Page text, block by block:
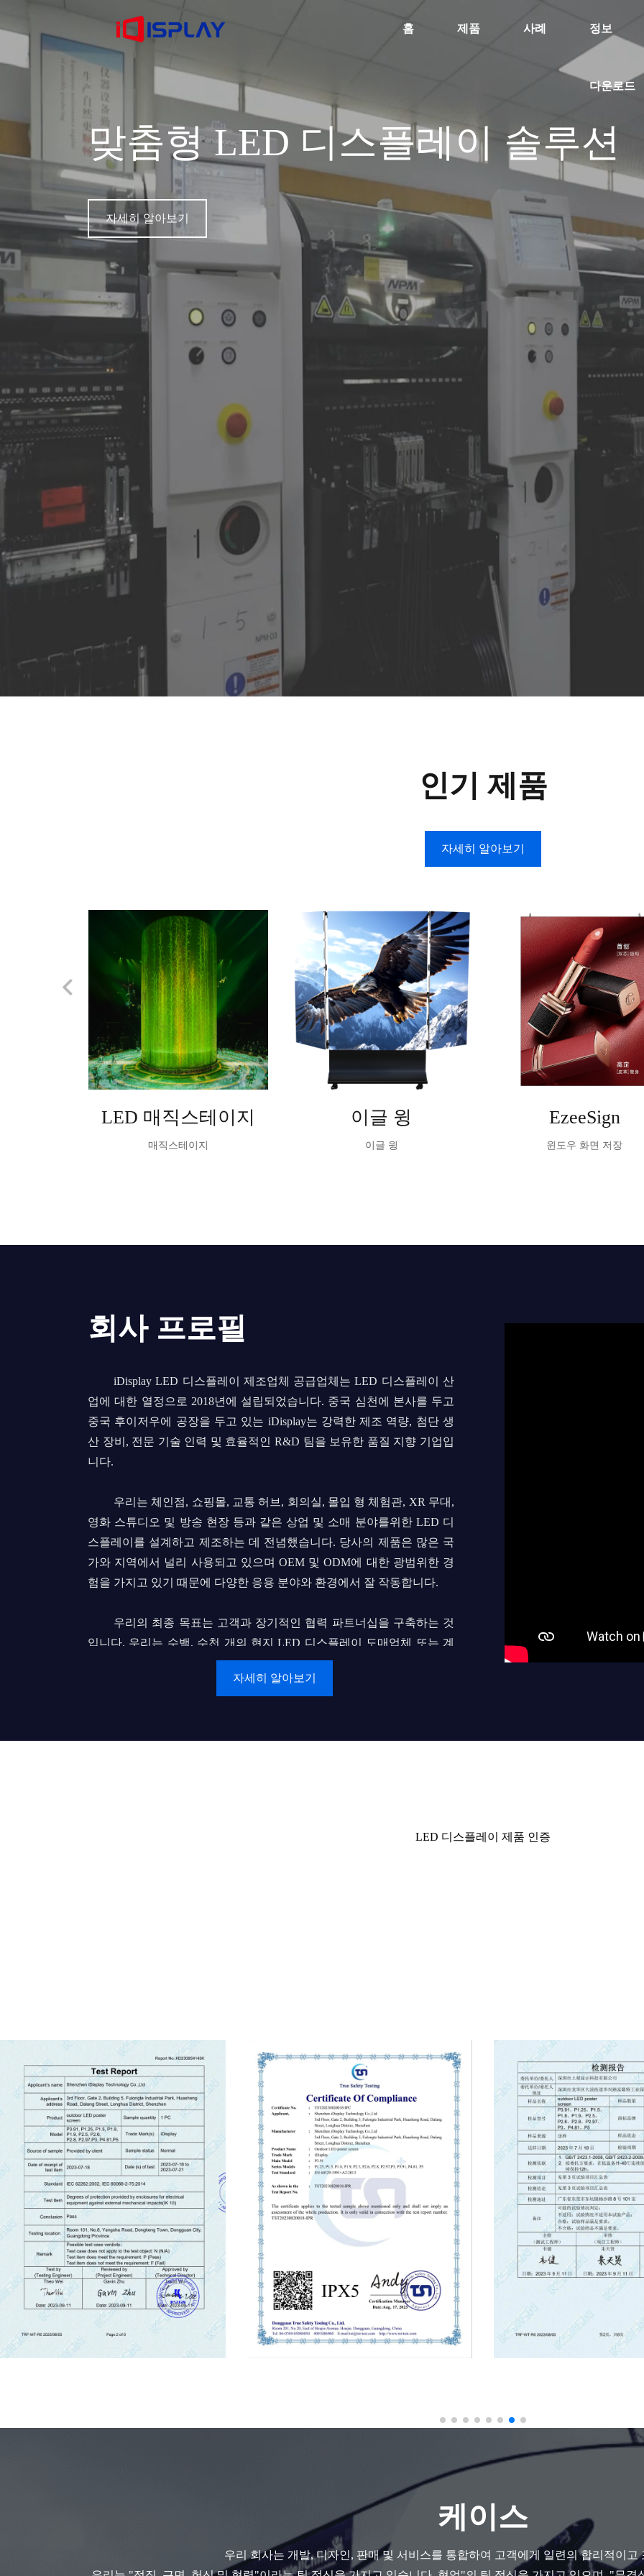
홈 제품 사례 정보
다운로드
맞춤형 LED 디스플레이 솔루션
자세히 알아보기
인기 제품
자세히 알아보기
LED 매직스테이지
매직스테이지
이글 윙
이글 윙
EzeeSign
윈도우 화면 저장
회사 프로필
iDisplay LED 디스플레이 제조업체 공급업체는 LED 디스플레이 산
업에 대한 열정으로 2018년에 설립되었습니다. 중국 심천에 본사를 두고
중국 후이저우에 공장을 두고 있는 iDisplay는 강력한 제조 역량, 첨단 생
산 장비, 전문 기술 인력 및 효율적인 R&D 팀을 보유한 품질 지향 기업입
니다.
우리는 체인점, 쇼핑몰, 교통 허브, 회의실, 몰입 형 체험관, XR 무대,
영화 스튜디오 및 방송 현장 등과 같은 상업 및 소매 분야를위한 LED 디
스플레이를 설계하고 제조하는 데 전념했습니다. 당사의 제품은 많은 국
가와 지역에서 널리 사용되고 있으며 OEM 및 ODM에 대한 광범위한 경
험을 가지고 있기 때문에 다양한 응용 분야와 환경에서 잘 작동합니다.
우리의 최종 목표는 고객과 장기적인 협력 파트너십을 구축하는 것
입니다. 우리는 수백, 수천 개의 현지 LED 디스플레이 도매업체 또는 계
약업체가 고품질의 제품과 섬세한 서비스로 최종 사용자에게 서비스를
제공할 수 있도록 도와주는 세계적으로 유명한 브랜드로 'iDisplay'를 구축
값:
자세히 알아보기
LED 디스플레이 제품 인증
케이스
우리 회사는 개발, 디자인, 판매 및 서비스를 통합하여 고객에게 일련의 합리적이고